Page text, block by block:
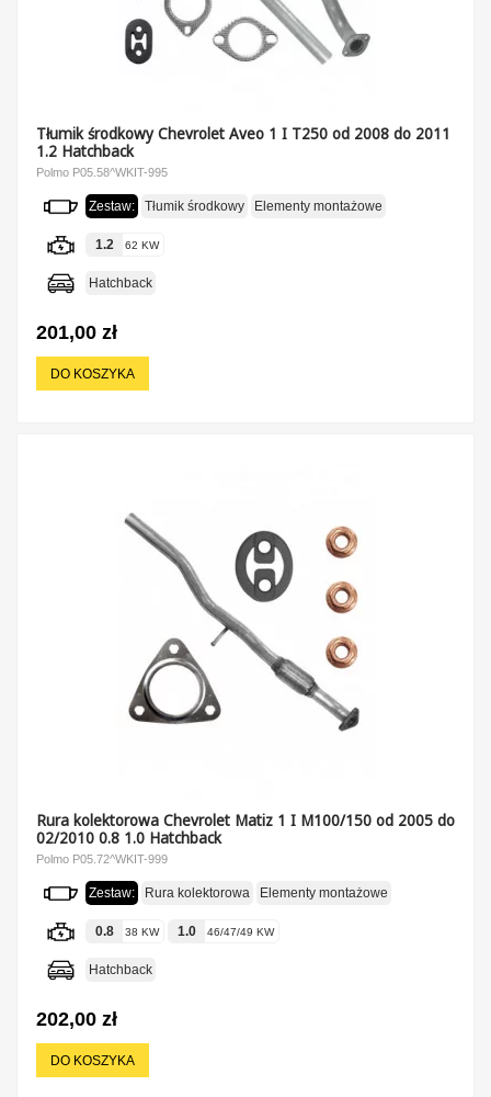
Tłumik środkowy Chevrolet Aveo 1 I T250 od 2008 do 2011
1.2 Hatchback
Polmo P05.58^WKIT-995
Zestaw: Tłumik środkowy Elementy montażowe
1.2 62 KW
Hatchback
201,00 zł
DO KOSZYKA
Rura kolektorowa Chevrolet Matiz 1 I M100/150 od 2005 do
02/2010 0.8 1.0 Hatchback
Polmo P05.72^WKIT-999
Zestaw: Rura kolektorowa Elementy montażowe
0.8 38 KW 1.0 46/47/49 KW
Hatchback
202,00 zł
DO KOSZYKA